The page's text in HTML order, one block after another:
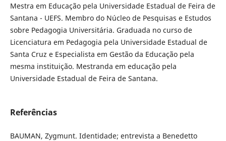
Mestra em Educação pela Universidade Estadual de Feira de
Santana - UEFS. Membro do Núcleo de Pesquisas e Estudos
sobre Pedagogia Universitária. Graduada no curso de
Licenciatura em Pedagogia pela Universidade Estadual de
Santa Cruz e Especialista em Gestão da Educação pela
mesma instituição. Mestranda em educação pela
Universidade Estadual de Feira de Santana.
Referências
BAUMAN, Zygmunt. Identidade; entrevista a Benedetto